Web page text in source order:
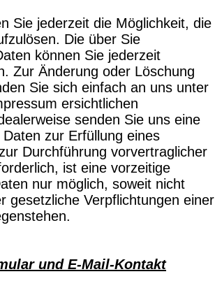
Sie jederzeit die Möglichkeit, die
Die über Sie
können Sie jederzeit
Zur Änderung oder Löschung
Sie sich einfach an uns unter
ersichtlichen
senden Sie uns eine
zur Erfüllung eines
Durchführung vorvertraglicher
ist eine vorzeitige
nur möglich, soweit nicht
gesetzliche Verpflichtungen einer
und E-Mail-Kontakt